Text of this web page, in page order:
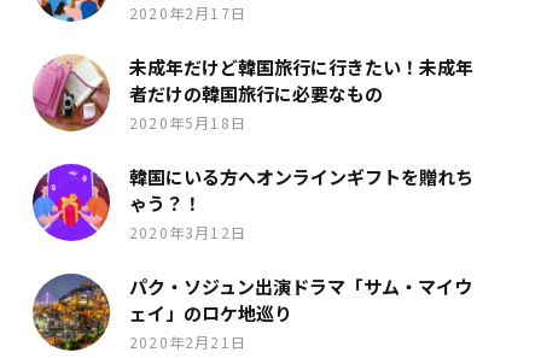
2020年2月17日
未成年だけど韓国旅行に行きたい！未成年
者だけの韓国旅行に必要なもの
2020年5月18日
韓国にいる方へオンラインギフトを贈れち
ゃう？！
2020年3月12日
パク・ソジュン出演ドラマ「サム・マイウ
ェイ」のロケ地巡り
2020年2月21日